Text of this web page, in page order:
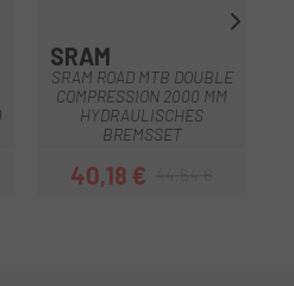
SRAM
SRAM ROAD MTB DOUBLE
COMPRESSION 2000 MM
HYDRAULISCHES
BREMSSET
Preis
40,18 €Regulärer Preis